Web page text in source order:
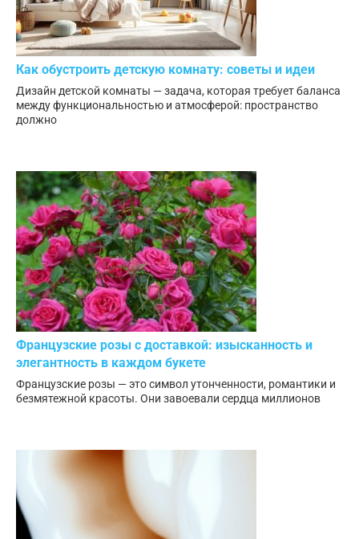
Как обустроить детскую комнату: советы и идеи
Дизайн детской комнаты — задача, которая требует баланса
между функциональностью и атмосферой: пространство
должно
Французские розы с доставкой: изысканность и
элегантность в каждом букете
Французские розы — это символ утонченности, романтики и
безмятежной красоты. Они завоевали сердца миллионов